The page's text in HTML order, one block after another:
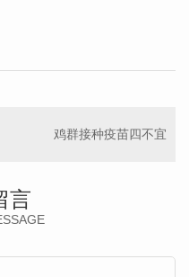
鸡群接种疫苗四不宜
言